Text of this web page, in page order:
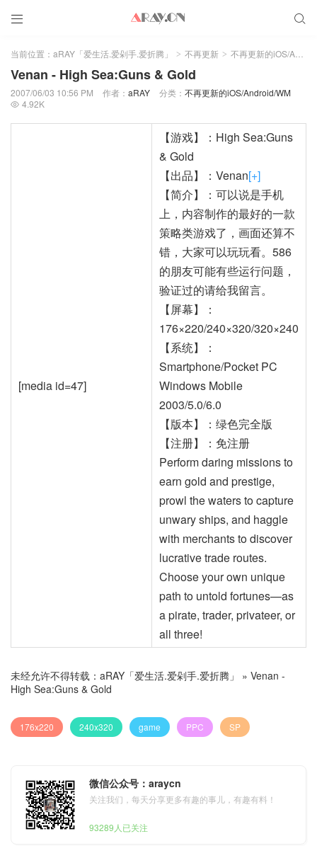
 
当前位置： aRAY「爱生活.爱剁手.爱折腾」 > 不再更新 > 不再更新的iOS/Android/WM
Venan - High Sea:Guns & Gold
2007/06/03 10:56 PM 作者： aRAY 分类： 不再更新的iOS/Android/WM
 4.92K
[media id=47]
【游戏】：High Sea:Guns
& Gold
【出品】：Venan[+]
【简介】：可以说是手机
上，内容制作的最好的一款
策略类游戏了，画面还算不
错，大家可以玩玩看。586
的朋友可能有些运行问题，
验证过的请给我留言。
【屏幕】：
176×220/240×320/320×240
【系统】：
Smartphone/Pocket PC
Windows Mobile
2003/5.0/6.0
【版本】：绿色完全版
【注册】：免注册
Perform daring missions to
earn gold and prestige,
prowl the waters to capture
unwary ships, and haggle
with merchants to discover
lucrative trade routes.
Choose your own unique
path to untold fortunes—as
a pirate, trader, privateer, or
all three!
未经允许不得转载： aRAY「爱生活.爱剁手.爱折腾」 » Venan -
High Sea:Guns & Gold
176x220 240x320 game PPC SP
微信公众号：araycn
关注我们，每天分享更多有趣的事儿，有趣有料！
93289人已关注